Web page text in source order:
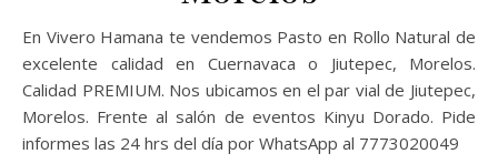
En Vivero Hamana te vendemos Pasto en Rollo Natural de
excelente calidad en Cuernavaca o Jiutepec, Morelos.
Calidad PREMIUM. Nos ubicamos en el par vial de Jiutepec,
Morelos. Frente al salón de eventos Kinyu Dorado. Pide
informes las 24 hrs del día por WhatsApp al 7773020049